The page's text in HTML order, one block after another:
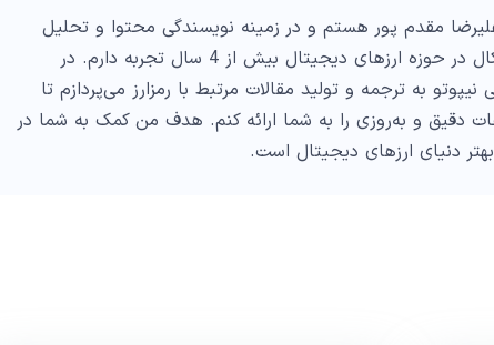
مقدم پور هستم و در زمینه نویسندگی محتوا و تحلیل
تکنیکال در حوزه ارزهای دیجیتال بیش از 4 سال تجربه دارم. در
نیپوتو به ترجمه و تولید مقالات مرتبط با رمزارز می‌پردازم تا
دقیق و به‌روزی را به شما ارائه کنم. هدف من کمک به شما در
دنیای ارزهای دیجیتال است.